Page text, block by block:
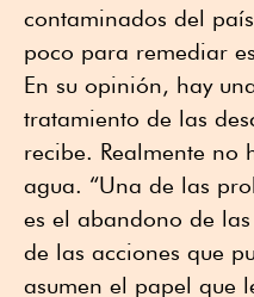
contaminados del
poco para remediar
En su opinión, hay
tratamiento de las
recibe. Realmente no
agua. “Una de las
es el abandono de
de las acciones que
asumen el papel que